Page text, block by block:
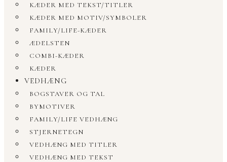
KÆDER MED TEKST/TITLER
KÆDER MED MOTIV/SYMBOLER
FAMILY/LIFE-KÆDER
ÆDELSTEN
COMBI-KÆDER
KÆDER
VEDHÆNG
BOGSTAVER OG TAL
BYMOTIVER
FAMILY/LIFE VEDHÆNG
STJERNETEGN
VEDHÆNG MED TITLER
VEDHÆNG MED TEKST